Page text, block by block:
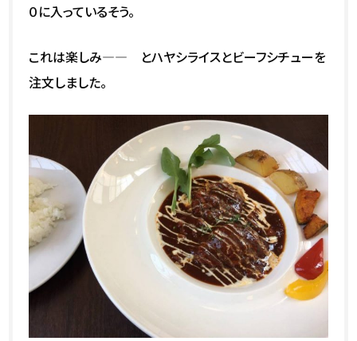
０に入っているそう。
これは楽しみ―—――― とハヤシライスとビーフシチューを
注文しました。